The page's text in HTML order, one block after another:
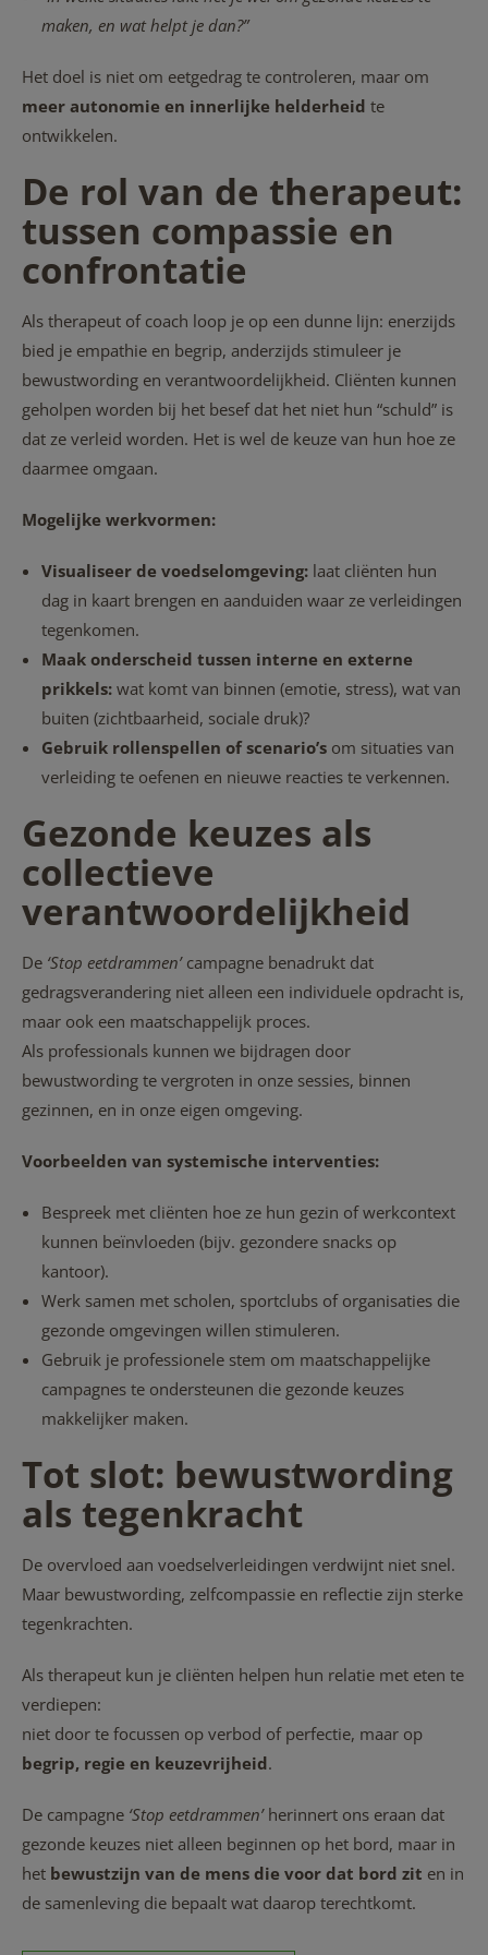
maken, en wat helpt je dan?”
Het doel is niet om eetgedrag te controleren, maar om
meer autonomie en innerlijke helderheid te
ontwikkelen.
De rol van de therapeut:
tussen compassie en
confrontatie
Als therapeut of coach loop je op een dunne lijn: enerzijds
bied je empathie en begrip, anderzijds stimuleer je
bewustwording en verantwoordelijkheid. Cliënten kunnen
geholpen worden bij het besef dat het niet hun “schuld” is
dat ze verleid worden. Het is wel de keuze van hun hoe ze
daarmee omgaan.
Mogelijke werkvormen:
Visualiseer de voedselomgeving: laat cliënten hun
dag in kaart brengen en aanduiden waar ze verleidingen
tegenkomen.
Maak onderscheid tussen interne en externe
prikkels: wat komt van binnen (emotie, stress), wat van
buiten (zichtbaarheid, sociale druk)?
Gebruik rollenspellen of scenario’s om situaties van
verleiding te oefenen en nieuwe reacties te verkennen.
Gezonde keuzes als
collectieve
verantwoordelijkheid
De ‘Stop eetdrammen’ campagne benadrukt dat
gedragsverandering niet alleen een individuele opdracht is,
maar ook een maatschappelijk proces.
Als professionals kunnen we bijdragen door
bewustwording te vergroten in onze sessies, binnen
gezinnen, en in onze eigen omgeving.
Voorbeelden van systemische interventies:
Bespreek met cliënten hoe ze hun gezin of werkcontext
kunnen beïnvloeden (bijv. gezondere snacks op
kantoor).
Werk samen met scholen, sportclubs of organisaties die
gezonde omgevingen willen stimuleren.
Gebruik je professionele stem om maatschappelijke
campagnes te ondersteunen die gezonde keuzes
makkelijker maken.
Tot slot: bewustwording
als tegenkracht
De overvloed aan voedselverleidingen verdwijnt niet snel.
Maar bewustwording, zelfcompassie en reflectie zijn sterke
tegenkrachten.
Als therapeut kun je cliënten helpen hun relatie met eten te
verdiepen:
niet door te focussen op verbod of perfectie, maar op
begrip, regie en keuzevrijheid.
De campagne ‘Stop eetdrammen’herinnert ons eraan dat
gezonde keuzes niet alleen beginnen op het bord, maar in
het bewustzijn van de mens die voor dat bord zit en in
de samenleving die bepaalt wat daarop terechtkomt.